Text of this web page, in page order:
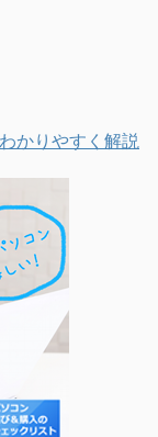
かりやすく解説